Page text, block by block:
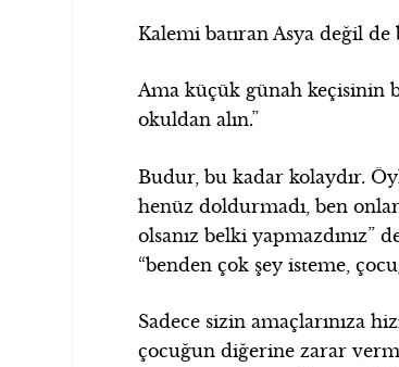
Kalemi batıran Asya değil
Ama küçük günah keçisinin
okuldan alın.”
Budur, bu kadar kolaydır.
henüz doldurmadı, ben
olsanız belki
“benden çok şey isteme,
Sadece sizin amaçlarınıza
çocuğun diğerine zarar